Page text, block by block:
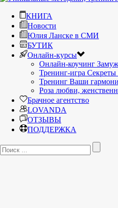
КНИГА
Новости
Юлия Ланске в СМИ
БУТИК
Онлайн-курсы
Онлайн-коучинг
Тренинг-игра
Тренинг Ваши
Роза любви,
Брачное агентство
LOVANDA
ОТЗЫВЫ
ПОДДЕРЖКА